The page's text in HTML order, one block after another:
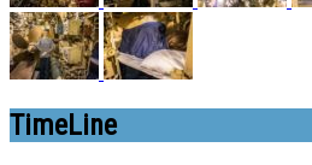
TimeLine